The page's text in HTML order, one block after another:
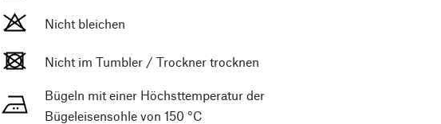
Nicht bleichen
Nicht im Tumbler / Trockner trocknen
Bügeln mit einer Höchsttemperatur der
Bügeleisensohle von 150 °C